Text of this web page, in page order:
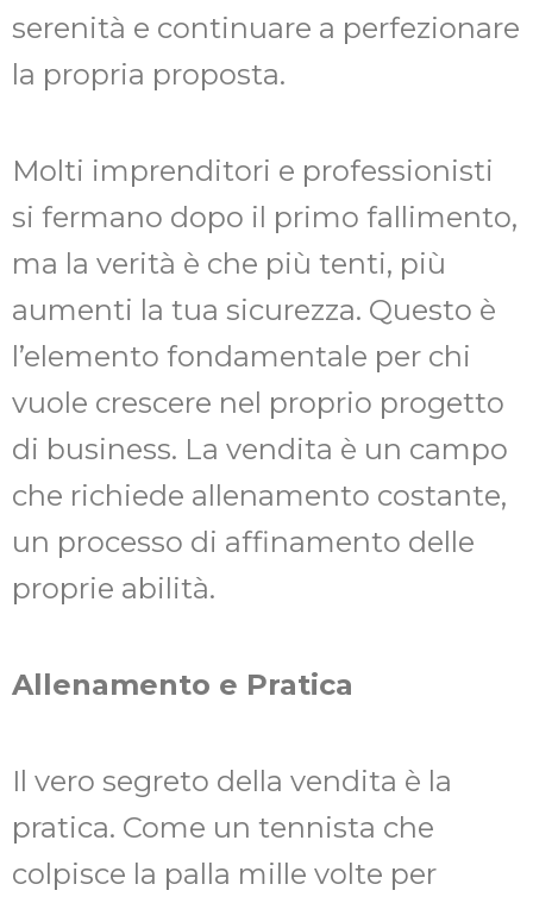
serenità e continuare a perfezionare
la propria proposta.
Molti imprenditori e professionisti
si fermano dopo il primo fallimento,
ma la verità è che più tenti, più
aumenti la tua sicurezza. Questo è
l’elemento fondamentale per chi
vuole crescere nel proprio progetto
di business. La vendita è un campo
che richiede allenamento costante,
un processo di affinamento delle
proprie abilità.
Allenamento e Pratica
Il vero segreto della vendita è la
pratica. Come un tennista che
colpisce la palla mille volte per